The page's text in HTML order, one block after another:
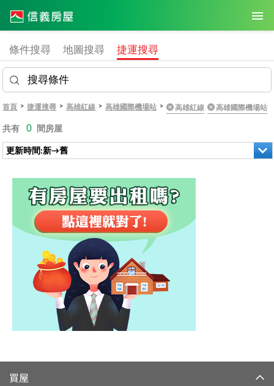
條件搜尋 地圖搜尋 捷運搜尋
搜尋條件
首頁 > 捷運搜尋 > 高雄紅線 > 高雄國際機場站 > 高雄紅線 高雄國際機場站
共有 0 間房屋
更新時間:新→舊
買屋